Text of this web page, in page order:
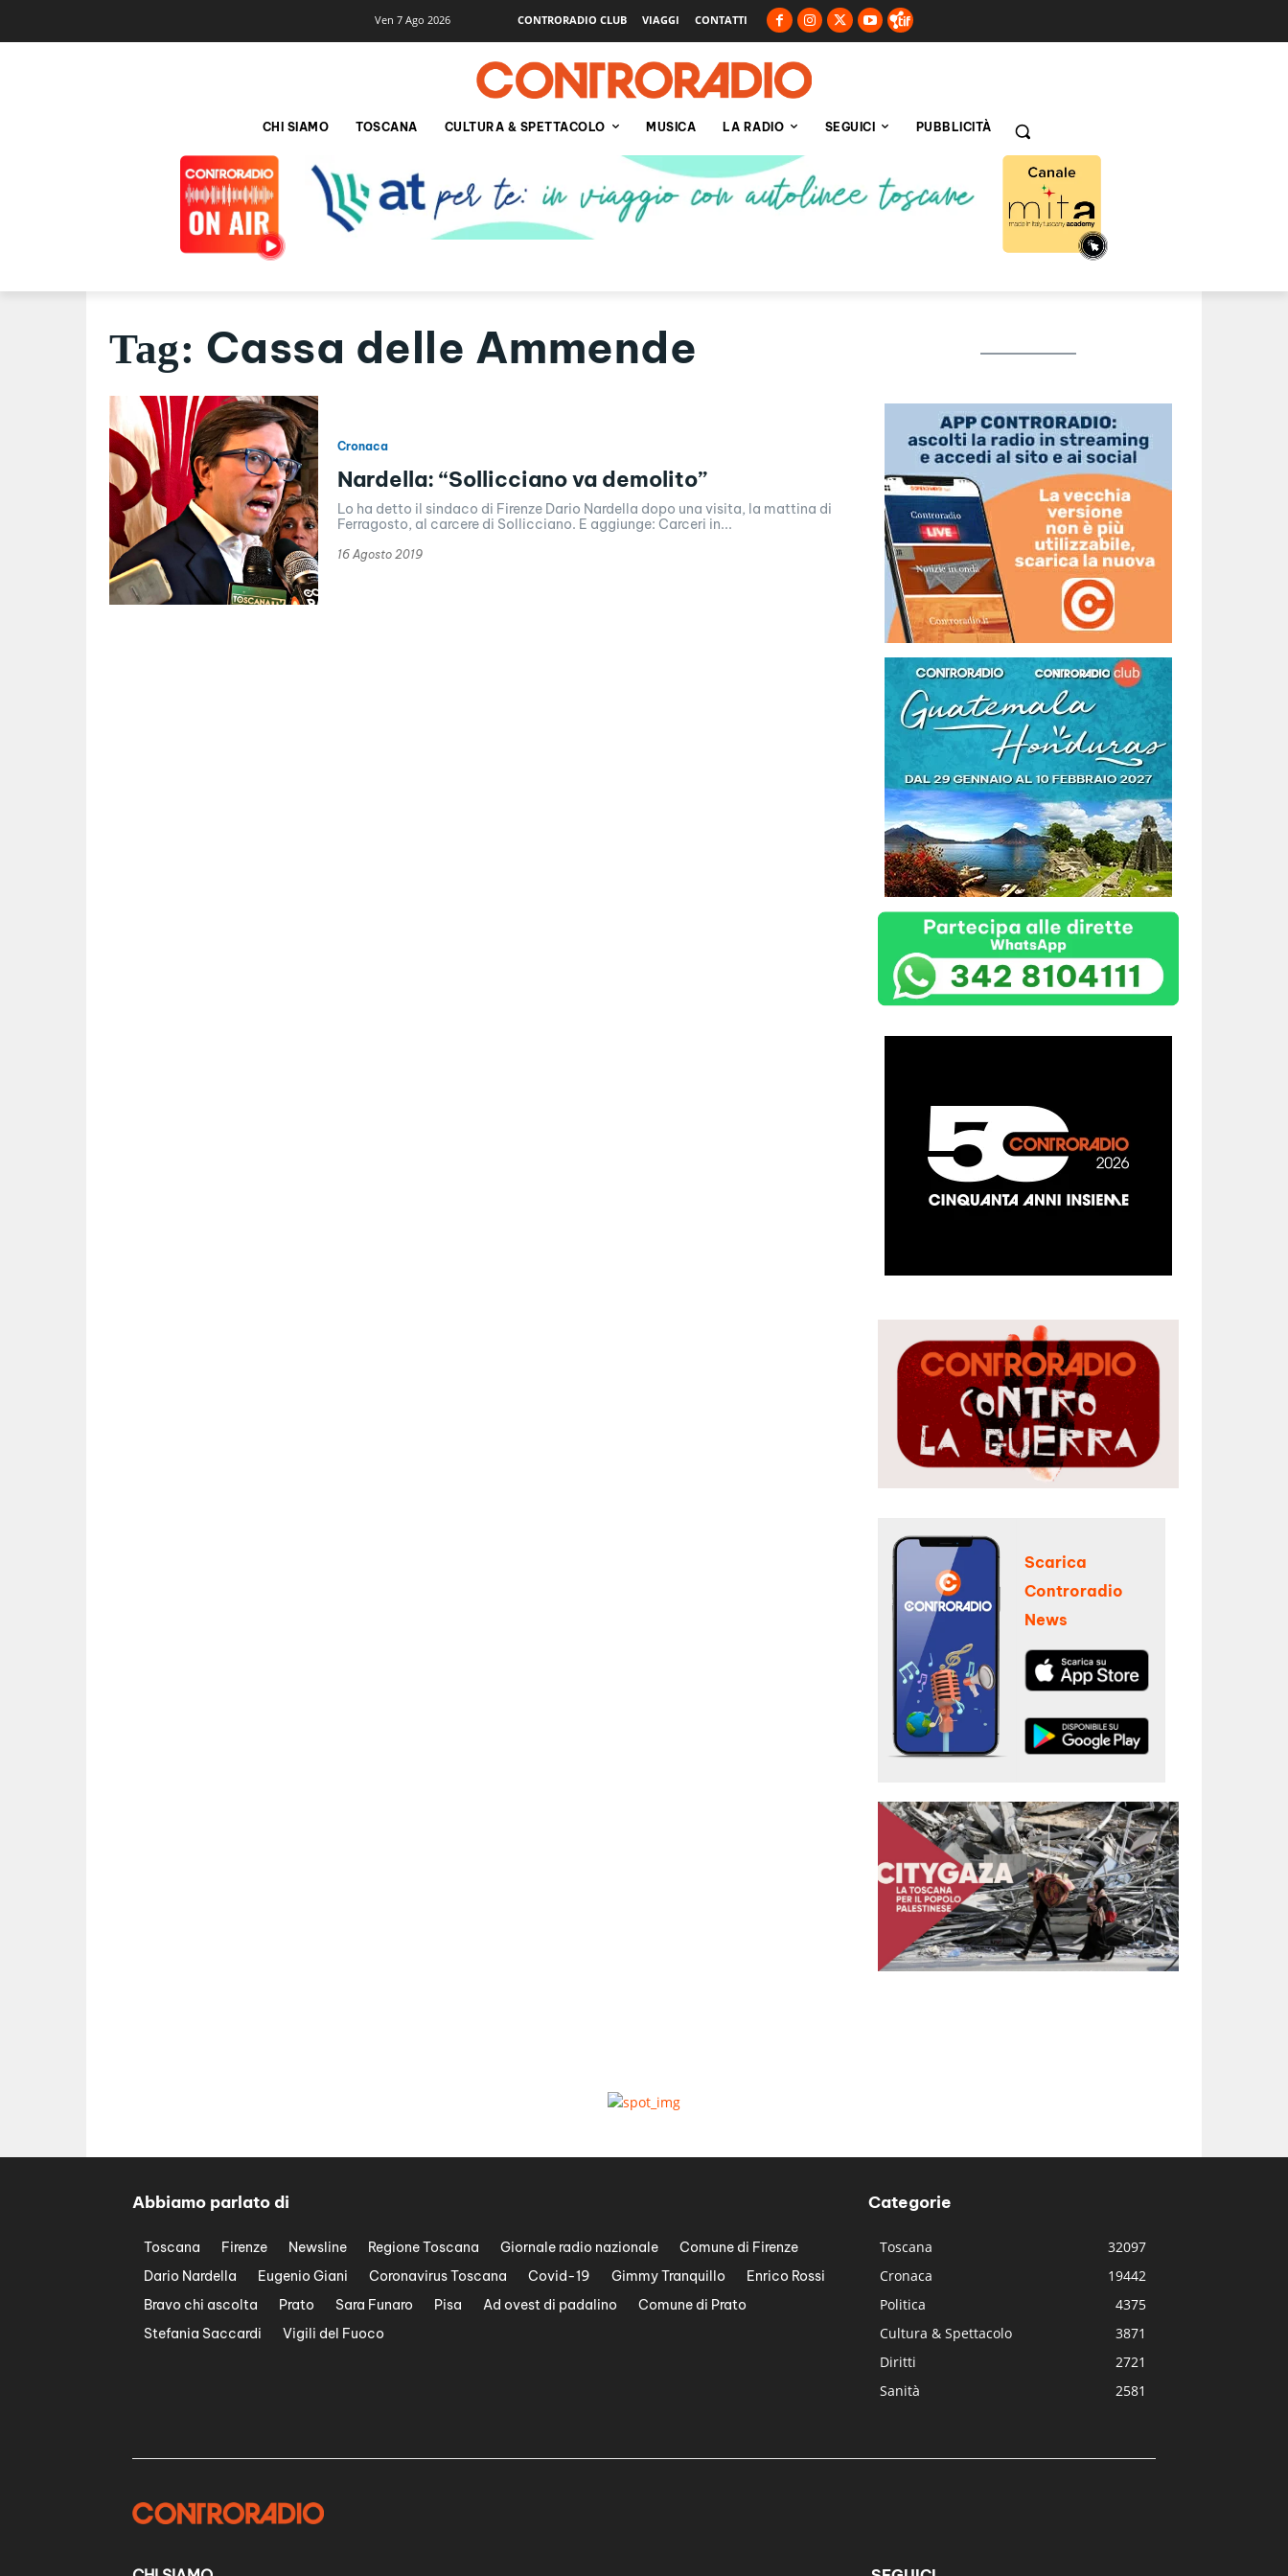
Ven 7 Ago 2026 CONTRORADIO CLUB VIAGGI CONTATTI
CHI SIAMO TOSCANA CULTURA & SPETTACOLO MUSICA LA RADIO SEGUICI PUBBLICITÀ
Tag: Cassa delle Ammende
Cronaca
Nardella: “Sollicciano va demolito”
Lo ha detto il sindaco di Firenze Dario Nardella dopo una visita, la mattina di
Ferragosto, al carcere di Sollicciano. E aggiunge: Carceri in...
16 Agosto 2019
Scarica
Controradio
News
Abbiamo parlato di
Toscana Firenze Newsline Regione Toscana Giornale radio nazionale
Comune di Firenze
Dario Nardella
Eugenio Giani Coronavirus Toscana Covid-19 Gimmy Tranquillo
Enrico Rossi
Bravo chi ascolta
Prato Sara Funaro Pisa Ad ovest di padalino
Comune di Prato
Stefania Saccardi
Vigili del Fuoco
Categorie
Toscana
32097
Cronaca
19442
Politica
4375
Cultura & Spettacolo
3871
Diritti
2721
Sanità
2581